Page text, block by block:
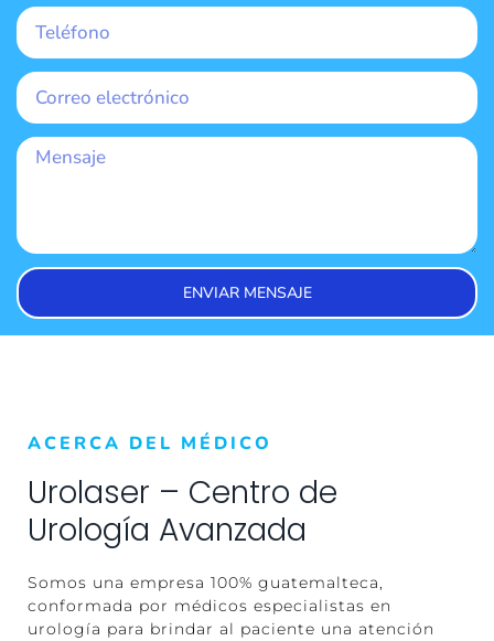
ENVIAR MENSAJE
ACERCA DEL MÉDICO
Urolaser – Centro de
Urología Avanzada
Somos una empresa 100% guatemalteca,
conformada por médicos especialistas en
urología para brindar al paciente una atención